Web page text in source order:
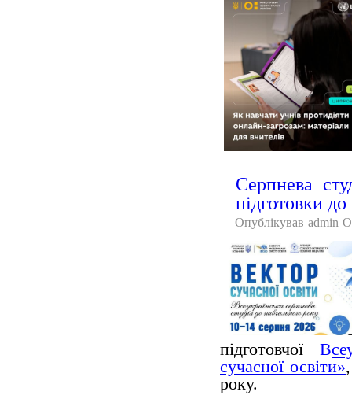
Серпнева
підготовки
Опублікував admin
підготовчої В
сучасної освіти»
року.